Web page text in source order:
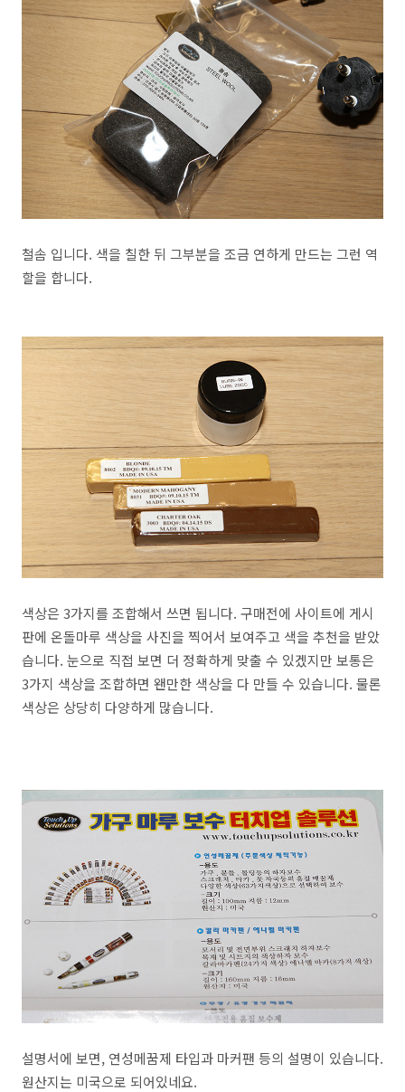
철솜 입니다. 색을 칠한 뒤 그부분을 조금 연하게 만드는 그런 역
할을 합니다.
색상은 3가지를 조합해서 쓰면 됩니다. 구매전에 사이트에 게시
판에 온돌마루 색상을 사진을 찍어서 보여주고 색을 추천을 받았
습니다. 눈으로 직접 보면 더 정확하게 맞출 수 있겠지만 보통은
3가지 색상을 조합하면 왠만한 색상을 다 만들 수 있습니다. 물론
색상은 상당히 다양하게 많습니다.
설명서에 보면, 연성메꿈제 타입과 마커팬 등의 설명이 있습니다.
원산지는 미국으로 되어있네요.